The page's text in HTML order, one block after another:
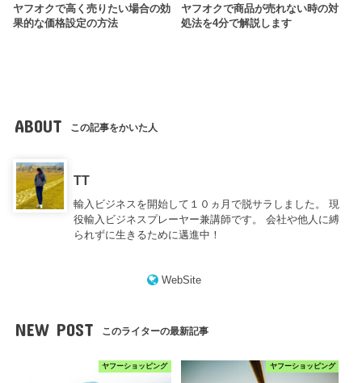
ヤフオクで高く売りたい場合の効
果的な価格設定の方法
ヤフオクで商品が売れない時の対
処法を4分で解説します
ABOUT この記事をかいた人
TT
輸入ビジネスを開始して１０ヵ月で脱サラしました。 現
役輸入ビジネスプレーヤー兼講師です。 会社や他人に縛
られずに生きるために邁進中！
WebSite
NEW POST このライターの最新記事
ヤフーショッピング ヤフーショッピング